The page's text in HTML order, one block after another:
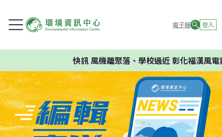
電子報 登入
快訊風機離聚落、學校過近 彰化福漢風電